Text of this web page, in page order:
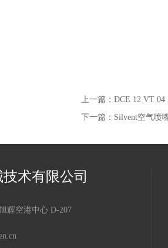
上一篇： DCE 12 VT
下一篇： Silvent空气喷
术有限公司
辉空港中心 D-207